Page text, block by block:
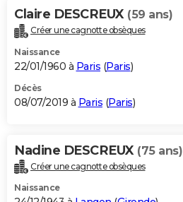
Claire DESCREUX (59 ans)
Créer une cagnotte obsèques
Naissance
22/01/1960 à Paris (Paris)
Décès
08/07/2019 à Paris (Paris)
Nadine DESCREUX (75 ans)
Créer une cagnotte obsèques
Naissance